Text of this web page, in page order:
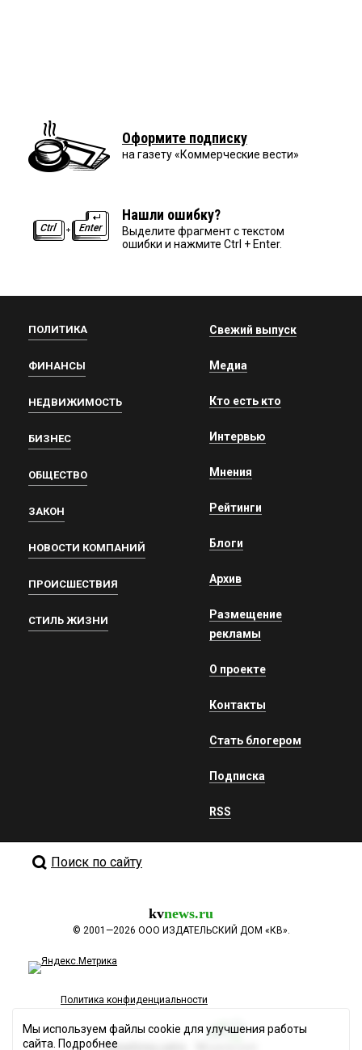
Оформите подписку
на газету «Коммерческие вести»
Нашли ошибку?
Выделите фрагмент с текстом
ошибки и нажмите Ctrl + Enter.
ПОЛИТИКА
ФИНАНСЫ
НЕДВИЖИМОСТЬ
БИЗНЕС
ОБЩЕСТВО
ЗАКОН
НОВОСТИ КОМПАНИЙ
ПРОИСШЕСТВИЯ
СТИЛЬ ЖИЗНИ
Свежий выпуск
Медиа
Кто есть кто
Интервью
Мнения
Рейтинги
Блоги
Архив
Размещение
рекламы
О проекте
Контакты
Стать блогером
Подписка
RSS
Поиск по сайту
kvnews.ru
© 2001—2026 ООО ИЗДАТЕЛЬСКИЙ ДОМ «КВ».
Политика конфиденциальности
Разработка сайта
Мы используем файлы cookie для улучшения работы
сайта. Подробнее